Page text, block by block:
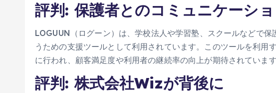
評判: 保護者とのコミュニケーシ
LOGUUN（ログーン）は、学校法人や学習塾、スクールなどで
うための支援ツールとして利用されています。このツールを利用
に行われ、顧客満足度や利用者の継続率の向上が期待されています
評判: 株式会社Wizが背後に